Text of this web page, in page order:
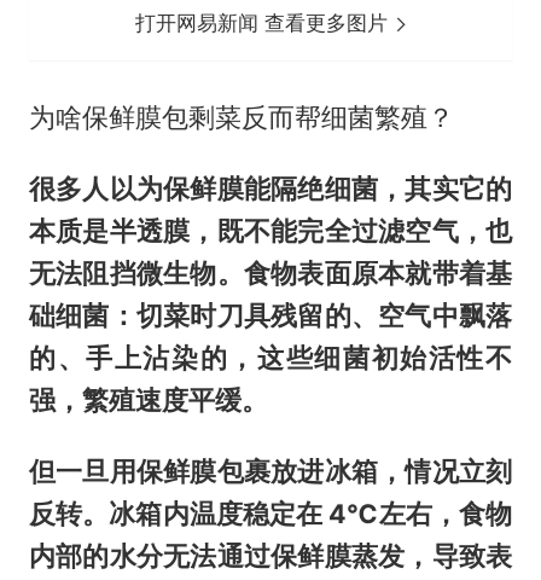
打开网易新闻 查看更多图片
为啥保鲜膜包剩菜反而帮细菌繁殖？
很多人以为保鲜膜能隔绝细菌，其实它的
本质是半透膜，既不能完全过滤空气，也
无法阻挡微生物。食物表面原本就带着基
础细菌：切菜时刀具残留的、空气中飘落
的、手上沾染的，这些细菌初始活性不
强，繁殖速度平缓。
但一旦用保鲜膜包裹放进冰箱，情况立刻
反转。冰箱内温度稳定在 4℃左右，食物
内部的水分无法通过保鲜膜蒸发，导致表